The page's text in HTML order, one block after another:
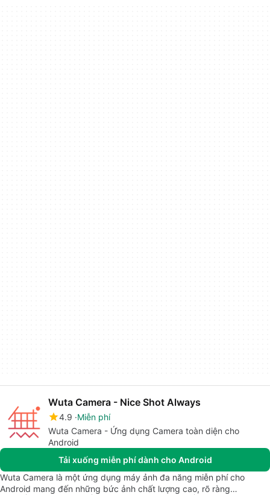
Wuta Camera - Nice Shot Always
4.9 Miễn phí
Wuta Camera - Ứng dụng Camera toàn diện cho
Android
Tải xuống miễn phí dành cho Android
Wuta Camera là một ứng dụng máy ảnh đa năng miễn phí cho
Android mang đến những bức ảnh chất lượng cao, rõ ràng…